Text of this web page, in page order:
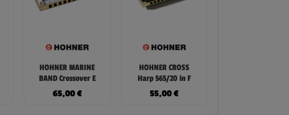
HOHNER MARINE
BAND Crossover E
65,00€
HOHNER CROSS
Harp 565/20 in F
55,00€